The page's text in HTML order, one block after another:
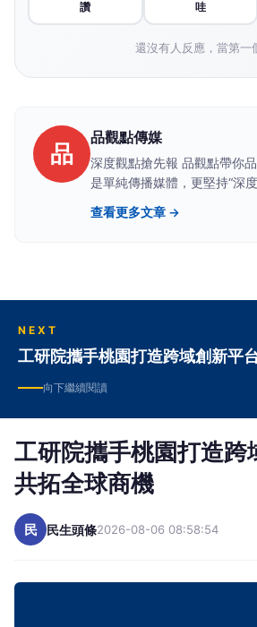
讚 哇
還沒有人反應，當第一
品
品觀點傳媒
深度觀點搶先報 品觀點帶你品味生活新觀點 不只
是單純傳播媒體，更堅持“深
於建立一個具有品質、品味、
體品牌。聚焦時事議題提供有
查看更多文章 →
NEXT
工研院攜手桃園打造跨域創新平
向下繼續閱讀
工研院攜手桃園打造跨
共拓全球商機
民 民生頭條2026-08-06 08:58:54